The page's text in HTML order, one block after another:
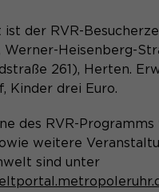
Datenbankeintrag des
Session-Cookies
Der Session Cookie
_pk_ses*
Speichert
aktuellen Sitzung.
1 Jahr
Speichert die vom
Sprache für die
ist der RVR-
Werner-Heisenberg-
261), Herten.
Kinder drei Euro.
des RVR-Programms
weitere
sind unter